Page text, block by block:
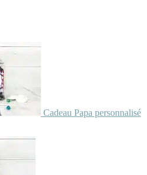
Cadeau Papa personnalisé